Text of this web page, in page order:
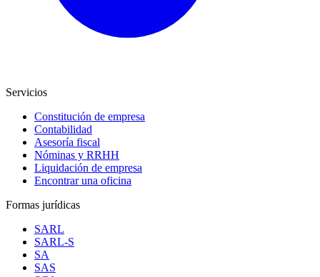
Servicios
Constitución de empresa
Contabilidad
Asesoría fiscal
Nóminas y RRHH
Liquidación de empresa
Encontrar una oficina
Formas jurídicas
SARL
SARL-S
SA
SAS